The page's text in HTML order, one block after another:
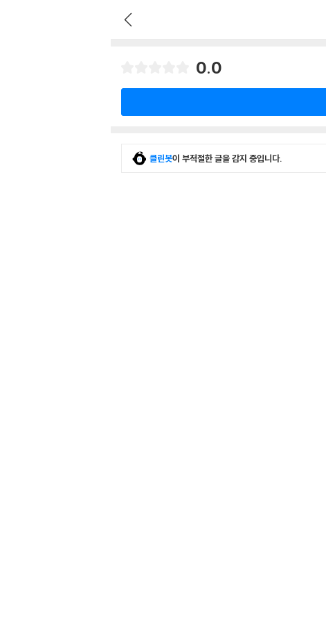
0.0
클린봇이 부적절한 글을 감지 중입니다.